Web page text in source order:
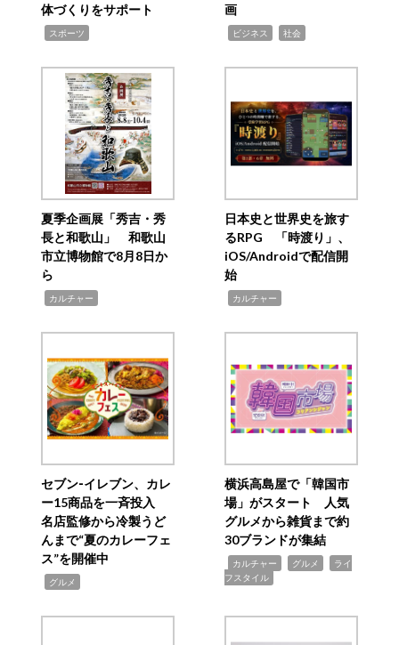
体づくりをサポート
スポーツ
画
ビジネス 社会
夏季企画展「秀吉・秀
長と和歌山」 和歌山
市立博物館で8月8日か
ら
カルチャー
日本史と世界史を旅す
るRPG 「時渡り」、
iOS/Androidで配信開
始
カルチャー
セブン‐イレブン、カレ
ー15商品を一斉投入
名店監修から冷製うど
んまで“夏のカレーフェ
ス”を開催中
グルメ
横浜高島屋で「韓国市
場」がスタート 人気
グルメから雑貨まで約
30ブランドが集結
カルチャー グルメ
ライ
フスタイル